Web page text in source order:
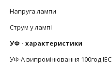
Напруга лампи
Струм у лампі
УФ - характеристики
УФ-А випромінювання 100год IEC